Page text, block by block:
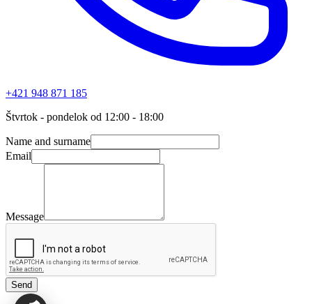
+421 948 871 185
Štvrtok - pondelok od 12:00 - 18:00
Name and surname
Email
Message
Send